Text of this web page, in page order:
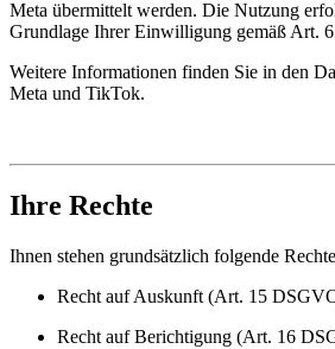
Meta übermittelt werden. Die Nutzung
Grundlage Ihrer Einwilligung gemäß Art.
Weitere Informationen finden Sie in den
Meta und TikTok.
Ihre Rechte
Ihnen stehen grundsätzlich folgende
Recht auf Auskunft (Art. 15
Recht auf Berichtigung (Art. 16